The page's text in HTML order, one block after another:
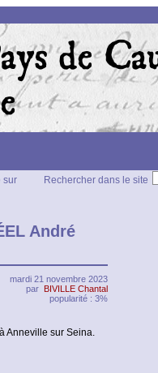
Rechercher dans le site
sur
André
mardi 21 novembre 2023
par BIVILLE Chantal
popularité : 3%
Anneville sur Seina.